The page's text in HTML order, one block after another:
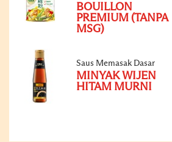
BOUILLON
PREMIUM (TANPA
MSG)
Saus Memasak Dasar
MINYAK WIJEN
HITAM MURNI